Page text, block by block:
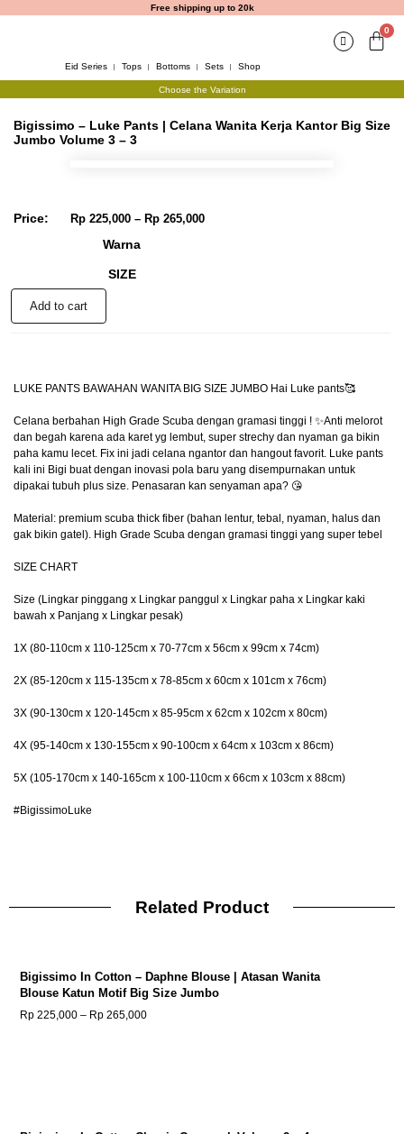
Free shipping up to 20k
0
Eid Series Tops Bottoms Sets Shop
Choose the Variation
Bigissimo – Luke Pants | Celana Wanita Kerja Kantor Big Size
Jumbo Volume 3 – 3
Price: Rp225,000 – Rp265,000
Warna
SIZE
Add to cart
LUKE PANTS BAWAHAN WANITA BIG SIZE JUMBO Hai Luke pants🥰
Celana berbahan High Grade Scuba dengan gramasi tinggi ! ✨Anti melorot
dan begah karena ada karet yg lembut, super strechy dan nyaman ga bikin
paha kamu lecet. Fix ini jadi celana ngantor dan hangout favorit. Luke pants
kali ini Bigi buat dengan inovasi pola baru yang disempurnakan untuk
dipakai tubuh plus size. Penasaran kan senyaman apa? 😘
Material: premium scuba thick fiber (bahan lentur, tebal, nyaman, halus dan
gak bikin gatel). High Grade Scuba dengan gramasi tinggi yang super tebel
SIZE CHART
Size (Lingkar pinggang x Lingkar panggul x Lingkar paha x Lingkar kaki
bawah x Panjang x Lingkar pesak)
1X (80-110cm x 110-125cm x 70-77cm x 56cm x 99cm x 74cm)
2X (85-120cm x 115-135cm x 78-85cm x 60cm x 101cm x 76cm)
3X (90-130cm x 120-145cm x 85-95cm x 62cm x 102cm x 80cm)
4X (95-140cm x 130-155cm x 90-100cm x 64cm x 103cm x 86cm)
5X (105-170cm x 140-165cm x 100-110cm x 66cm x 103cm x 88cm)
#BigissimoLuke
Related Product
Bigissimo In Cotton – Daphne Blouse | Atasan Wanita
Blouse Katun Motif Big Size Jumbo
Rp 225,000 – Rp 265,000